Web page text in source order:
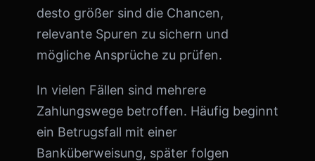
desto größer sind die Chancen,
relevante Spuren zu sichern und
mögliche Ansprüche zu prüfen.
In vielen Fällen sind mehrere
Zahlungswege betroffen. Häufig beginnt
ein Betrugsfall mit einer
Banküberweisung, später folgen